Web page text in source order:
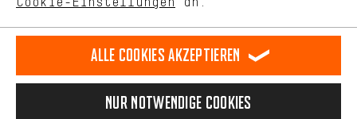
SICHER BEZAHLEN
Dein Shopping-Erlebnis wird komfortabler. Mit Komfort-Cookies
stellen wir Verknüpfungen zu Social Media Plattformen her. So
können wir dir weitere nützliche Inhalte und Informationen zur
Verfügung stellen. Zudem hast du die Möglichkeit zusätzliche
Services zu nutzen, die es dir erleichtern die richtigen Produkte zu
finden. Beispielsweise bieten wir eine Chat-Funktion an, damit
Alle Cookies akzeptieren
Nur Notwendige Cookies